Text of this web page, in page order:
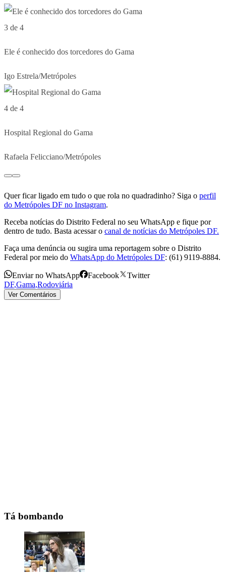
3 de 4
Ele é conhecido dos torcedores do Gama
Igo Estrela/Metrópoles
4 de 4
Hospital Regional do Gama
Rafaela Felicciano/Metrópoles
Quer ficar ligado em tudo o que rola no quadradinho? Siga o perfil
do Metrópoles DF no Instagram.
Receba notícias do Distrito Federal no seu WhatsApp e fique por
dentro de tudo. Basta acessar o canal de notícias do Metrópoles DF.
Faça uma denúncia ou sugira uma reportagem sobre o Distrito
Federal por meio do WhatsApp do Metrópoles DF: (61) 9119-8884.
Enviar no WhatsApp Facebook
Twitter
DF,Gama,Rodoviária
Ver Comentários
Tá bombando